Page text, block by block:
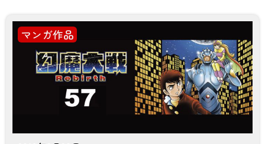
マンガ作品